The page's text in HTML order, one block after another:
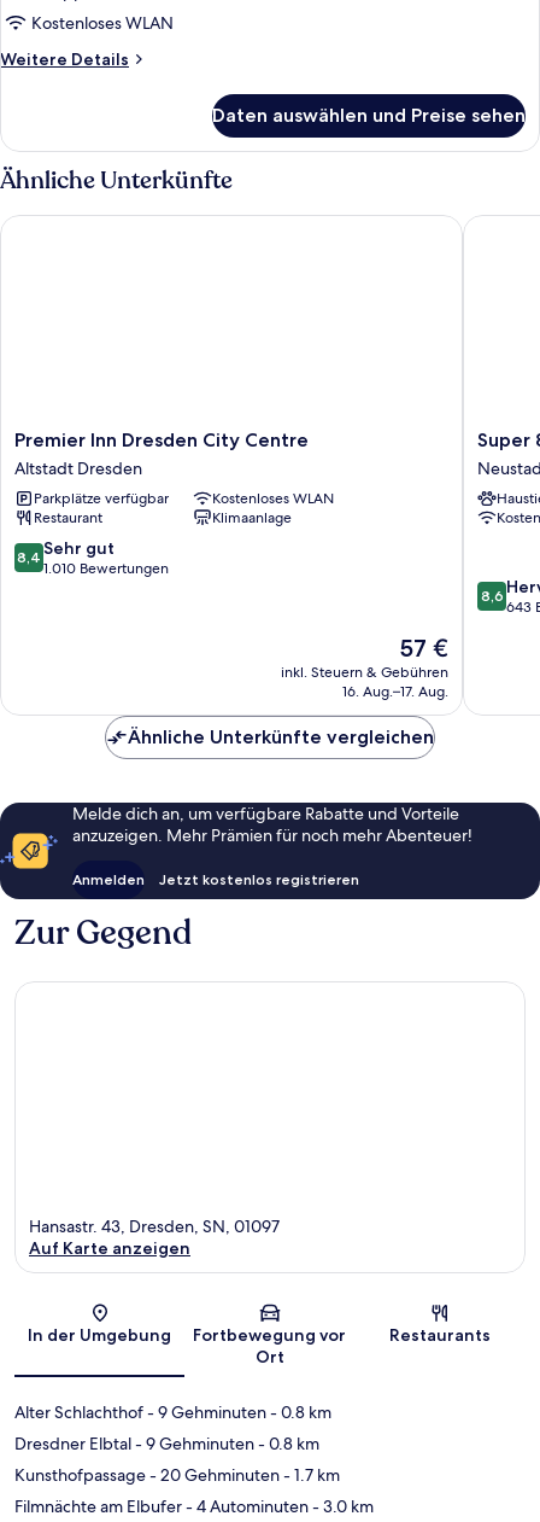
anzeigen
Kostenloses WLAN
Weitere Details
Weitere
Doppelzimmer
Daten auswählen und Preise sehen
Ähnliche Unterkünfte
Premier
Inn
Dresden
City
Centre
Altstadt
Dresden
Premier Inn Dresden City Centre
Altstadt Dresden
Parkplätze verfügbar
Kostenloses WLAN
Restaurant
Klimaanlage
8.4
von
8,4 Sehr gut
1.010 Bewertungen
Der
Preis
beträgt
57 €
inkl. Steuern & Gebühren
16. Aug.–17. Aug.
Premier Inn Dresden City Centre
Super
8
by
Dresden
Super
8.6
von
8,6
643
Super 8
Ähnliche Unterkünfte vergleichen
Melde dich an, um verfügbare Rabatte und Vorteile
anzuzeigen. Mehr Prämien für noch mehr Abenteuer!
Anmelden Jetzt kostenlos registrieren
Zur Gegend
Karte
Hansastr. 43, Dresden, SN, 01097
Auf Karte anzeigen
In der Umgebung
Fortbewegung vor
Ort
Restaurants
Alter Schlachthof- 9 Gehminuten- 0.8 km
Dresdner Elbtal- 9 Gehminuten- 0.8 km
Kunsthofpassage- 20 Gehminuten- 1.7 km
Filmnächte am Elbufer- 4 Autominuten- 3.0 km